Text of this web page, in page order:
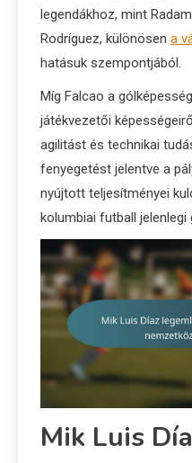
legendákhoz, mint
Rodríguez, különösen a
hatásuk szempontjából.
Míg Falcao a
játékvezetői
agilitást és technikai
fenyegetést jelentve a
nyújtott teljesítményei
kolumbiai futball jelenlegi
Mik Luis